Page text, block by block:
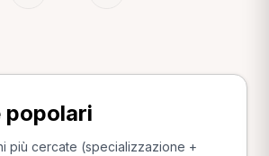
popolari
più cercate (specializzazione +